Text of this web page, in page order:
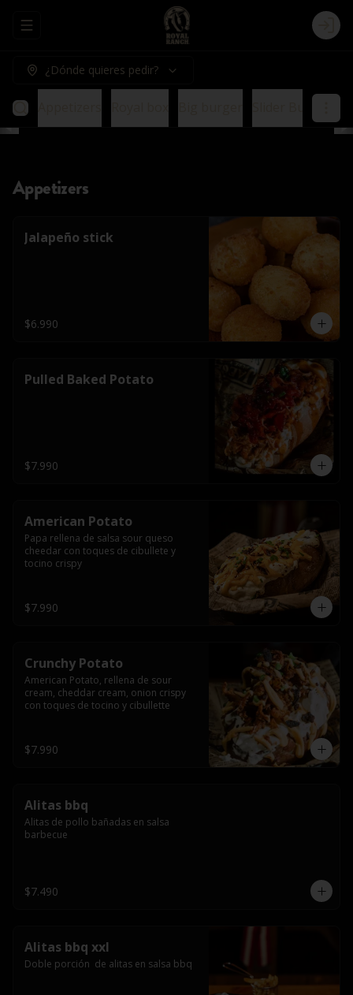
Abrir menu de navegación Login
¿Dónde quieres pedir?
Appetizers
Jalapeño stick
$6.990
Pulled Baked Potato
$7.990
American Potato
Papa rellena de salsa sour queso
cheedar con toques de cibullete y
tocino crispy
$7.990
Crunchy Potato
American Potato, rellena de sour
cream, cheddar cream, onion crispy
con toques de tocino y cibullette
$7.990
Alitas bbq
Alitas de pollo bañadas en salsa
barbecue
$7.490
Alitas bbq xxl
Doble porción  de alitas en salsa bbq